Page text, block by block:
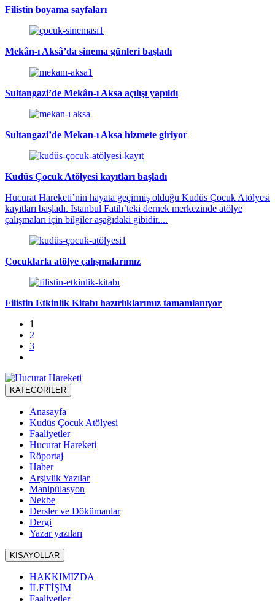
Filistin boyama sayfaları
Mekân-ı Aksâ’da sinema günleri başladı
Sultangazi’de Mekân-ı Aksa açılışı yapıldı
Sultangazi’de Mekan-ı Aksa hizmete giriyor
Kudüs Çocuk Atölyesi kayıtları başladı
Hucurat Hareketi’nin hayata geçirmiş olduğu Kudüs Çocuk Atölyesi
kayıtları başladı. İstanbul Fatih’teki dernek merkezinde atölye
çalışmaları için bilgiler aşağıdaki gibidir....
Çocuklarla atölye çalışmalarımız
Filistin Etkinlik Kitabı hazırlıklarımız tamamlanıyor
1
2
3
KATEGORİLER
Anasayfa
Kudüs Çocuk Atölyesi
Faaliyetler
Hucurat Hareketi
Röportaj
Haber
Arşivlik Yazılar
Manipülasyon
Nekbe
Dersler ve Dökümanlar
Dergi
Yazar yazıları
KISAYOLLAR
HAKKIMIZDA
İLETİŞİM